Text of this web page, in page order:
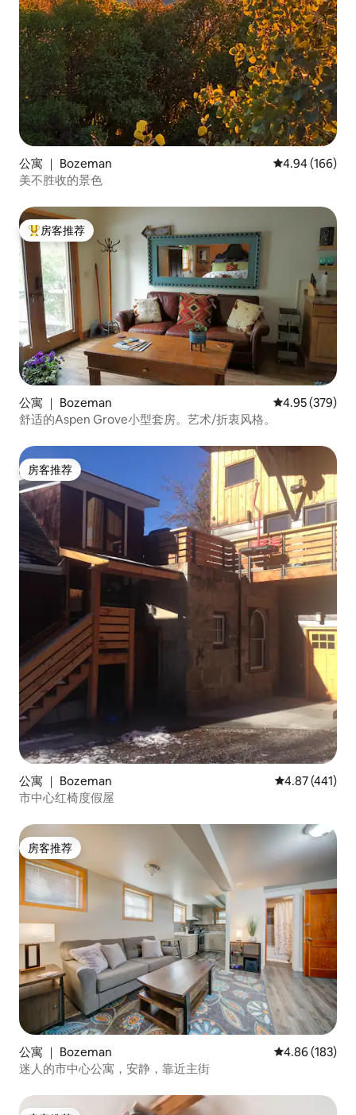
公寓 ｜ Bozeman 平均评分 4.94
4.94 (166)
美不胜收的景色
热门「房客推荐」
房客推荐
公寓 ｜ Bozeman 平均评分 4.95
4.95 (379)
舒适的Aspen Grove小型套房。艺术/折衷风格。
房客推荐
房客推荐
公寓 ｜ Bozeman 平均评分 4.87
4.87 (441)
市中心红椅度假屋
房客推荐
房客推荐
公寓 ｜ Bozeman 平均评分 4.86
4.86 (183)
迷人的市中心公寓，安静，靠近主街